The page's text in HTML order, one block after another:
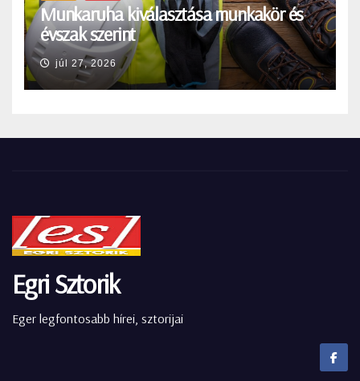
Munkaruha kiválasztása munkakör és
évszak szerint
júl 27, 2026
Egri Sztorik
Eger legfontosabb hírei, sztorijai